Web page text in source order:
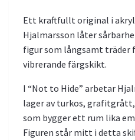
Ett kraftfullt original i akryl,
Hjalmarsson låter
figur som långsamt träder
vibrerande färgskikt.
I “Not to Hide” arbetar
lager av turkos,
som bygger ett rum lika
Figuren står mitt i detta